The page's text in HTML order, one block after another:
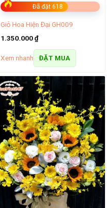
Đã đặt 618
Giỏ Hoa Hiện Đại GH009
1.350.000₫
Xem nhanh ĐẶT MUA